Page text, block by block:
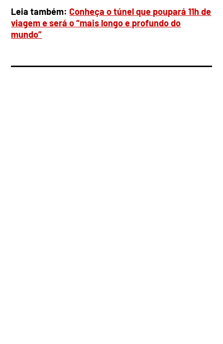
Leia também:Conheça o túnel que poupará 11h de
viagem e será o “mais longo e profundo do
mundo”